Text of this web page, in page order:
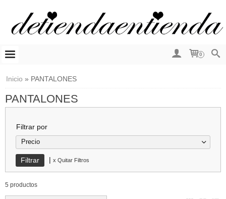
0
Inicio » PANTALONES
PANTALONES
Filtrar por
Precio
| x Quitar Filtros
5 productos